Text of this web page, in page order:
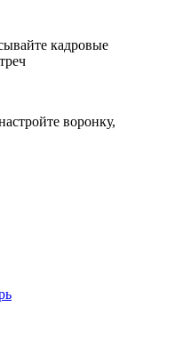
кадровые
воронку,